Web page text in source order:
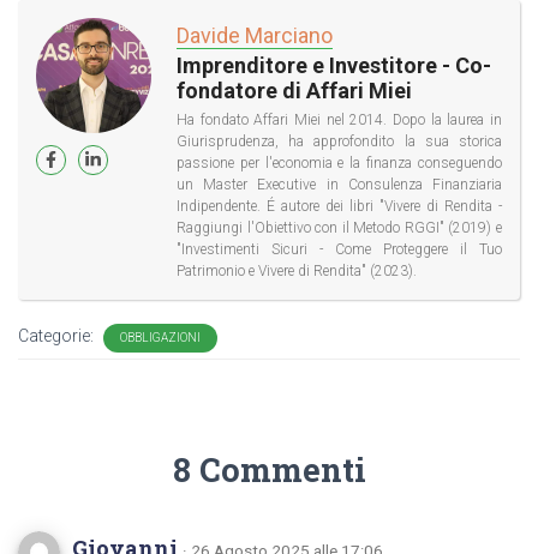
Davide Marciano
Imprenditore e Investitore - Co-
fondatore di Affari Miei
Ha fondato Affari Miei nel 2014. Dopo la laurea in
Giurisprudenza, ha approfondito la sua storica
passione per l'economia e la finanza conseguendo
un Master Executive in Consulenza Finanziaria
Indipendente. É autore dei libri "Vivere di Rendita -
Raggiungi l'Obiettivo con il Metodo RGGI" (2019) e
"Investimenti Sicuri - Come Proteggere il Tuo
Patrimonio e Vivere di Rendita" (2023).
Categorie: OBBLIGAZIONI
8 Commenti